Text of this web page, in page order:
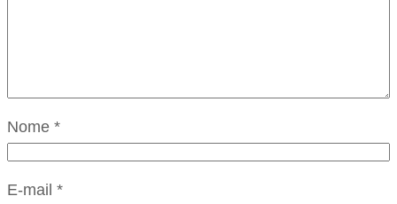
Nome *
E-mail *